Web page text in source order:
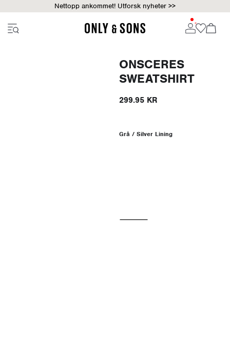
Nettopp ankommet! Utforsk nyheter >>
ONSCERES
SWEATSHIRT
299.95 KR
Grå / Silver Lining